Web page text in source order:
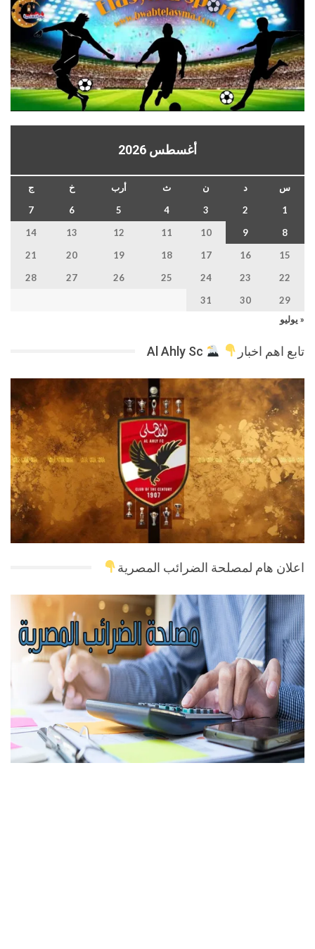
أغسطس 2026
س د ن ث أرب خ
ج
1
2
3
4
5
6
7
8
9
10
11
12
13
14
15
16
17
18
19
20
21
22
23
24
25
26
27
28
29
30
31
« يوليو
تابع اهم اخبار
اعلان هام لمصلحة الضرائب المصرية